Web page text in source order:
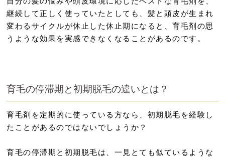
継続して正しく使っていたとしても、髪と頭皮が生まれ
変わるサイクルが休止した休止期になると、育毛剤の思
うような効果を実感できなくなることがあるのです。
育毛の停滞期と初期脱毛の違いとは？
育毛剤を定期的に使っている方なら、初期脱毛を経験し
たことがあるのではないでしょうか？
育毛の停滞期と初期脱毛は、一見とても似ているような